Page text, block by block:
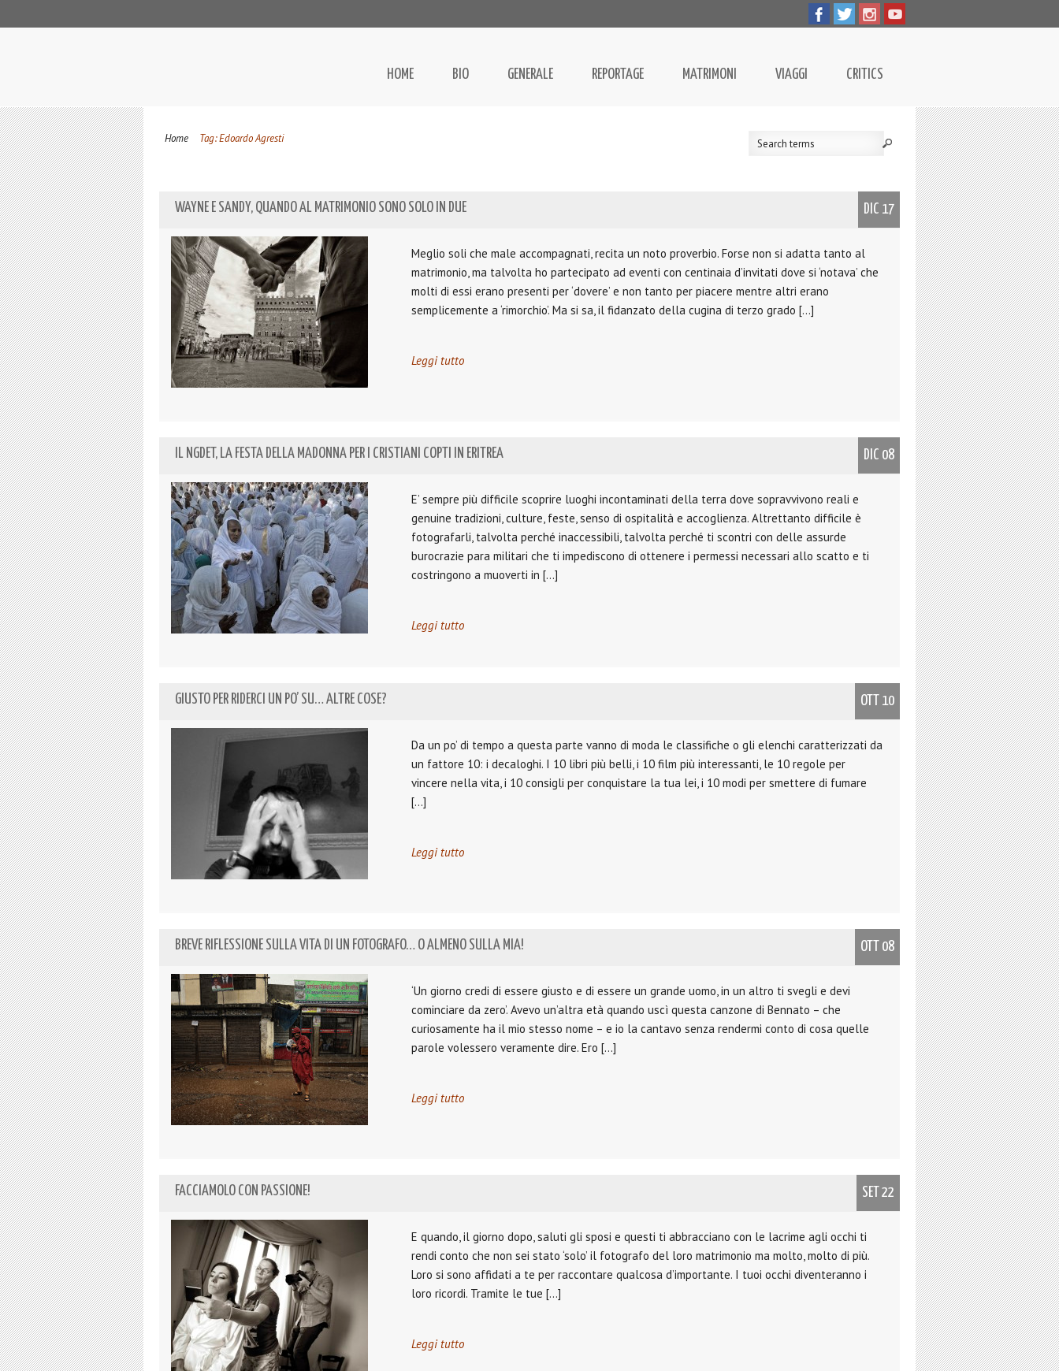
HOME BIO GENERALE REPORTAGE MATRIMONI VIAGGI CRITICS
Home Tag: Edoardo Agresti
WAYNE E SANDY, QUANDO AL MATRIMONIO SONO SOLO IN DUE DIC 17
Meglio soli che male accompagnati, recita un noto proverbio. Forse non si adatta tanto al
matrimonio, ma talvolta ho partecipato ad eventi con centinaia d’invitati dove si ‘notava’ che
molti di essi erano presenti per ‘dovere’ e non tanto per piacere mentre altri erano
semplicemente a ‘rimorchio’. Ma si sa, il fidanzato della cugina di terzo grado […]
Leggi tutto
IL NGDET, LA FESTA DELLA MADONNA PER I CRISTIANI COPTI IN ERITREA DIC 08
E’ sempre più difficile scoprire luoghi incontaminati della terra dove sopravvivono reali e
genuine tradizioni, culture, feste, senso di ospitalità e accoglienza. Altrettanto difficile è
fotografarli, talvolta perché inaccessibili, talvolta perché ti scontri con delle assurde
burocrazie para militari che ti impediscono di ottenere i permessi necessari allo scatto e ti
costringono a muoverti in […]
Leggi tutto
GIUSTO PER RIDERCI UN PO’ SU… ALTRE COSE? OTT 10
Da un po’ di tempo a questa parte vanno di moda le classifiche o gli elenchi caratterizzati da
un fattore 10: i decaloghi. I 10 libri più belli, i 10 film più interessanti, le 10 regole per
vincere nella vita, i 10 consigli per conquistare la tua lei, i 10 modi per smettere di fumare
[…]
Leggi tutto
BREVE RIFLESSIONE SULLA VITA DI UN FOTOGRAFO… O ALMENO SULLA MIA! OTT 08
‘Un giorno credi di essere giusto e di essere un grande uomo, in un altro ti svegli e devi
cominciare da zero’. Avevo un’altra età quando uscì questa canzone di Bennato – che
curiosamente ha il mio stesso nome – e io la cantavo senza rendermi conto di cosa quelle
parole volessero veramente dire. Ero […]
Leggi tutto
FACCIAMOLO CON PASSIONE! SET 22
E quando, il giorno dopo, saluti gli sposi e questi ti abbracciano con le lacrime agli occhi ti
rendi conto che non sei stato ‘solo’ il fotografo del loro matrimonio ma molto, molto di più.
Loro si sono affidati a te per raccontare qualcosa d’importante. I tuoi occhi diventeranno i
loro ricordi. Tramite le tue […]
Leggi tutto